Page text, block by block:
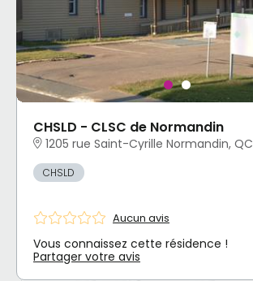
CHSLD - CLSC de Normandin
1205 rue Saint-Cyrille Normandin, QC
CHSLD
Aucun avis
Vous connaissez cette résidence !
Partager votre avis